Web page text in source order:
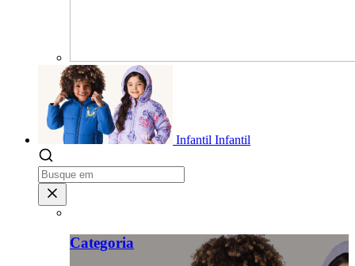
Infantil Infantil
Categoria